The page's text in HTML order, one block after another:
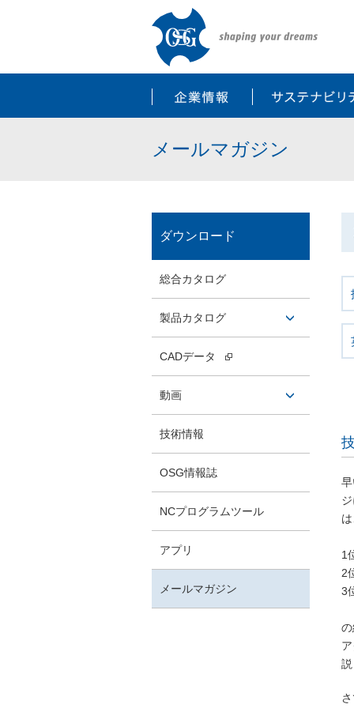
メールマガジン
は
1
2
3
の
説
ダウンロード
総合カタログ
製品カタログ
CADデータ
動画
技術情報
OSG情報誌
NCプログラムツール
アプリ
メールマガジン